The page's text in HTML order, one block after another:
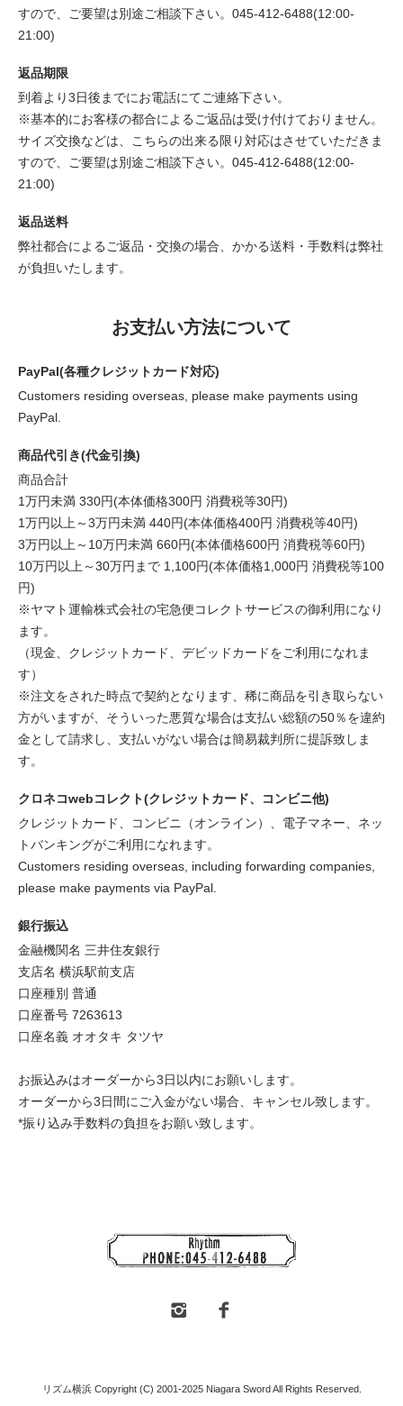
すので、ご要望は別途ご相談下さい。045-412-6488(12:00-
21:00)
返品期限
到着より3日後までにお電話にてご連絡下さい。
※基本的にお客様の都合によるご返品は受け付けておりません。
サイズ交換などは、こちらの出来る限り対応はさせていただきま
すので、ご要望は別途ご相談下さい。045-412-6488(12:00-
21:00)
返品送料
弊社都合によるご返品・交換の場合、かかる送料・手数料は弊社
が負担いたします。
お支払い方法について
PayPal(各種クレジットカード対応)
Customers residing overseas, please make payments using
PayPal.
商品代引き(代金引換)
商品合計
1万円未満 330円(本体価格300円 消費税等30円)
1万円以上～3万円未満 440円(本体価格400円 消費税等40円)
3万円以上～10万円未満 660円(本体価格600円 消費税等60円)
10万円以上～30万円まで 1,100円(本体価格1,000円 消費税等100
円)
※ヤマト運輸株式会社の宅急便コレクトサービスの御利用になり
ます。
（現金、クレジットカード、デビッドカードをご利用になれま
す）
※注文をされた時点で契約となります、稀に商品を引き取らない
方がいますが、そういった悪質な場合は支払い総額の50％を違約
金として請求し、支払いがない場合は簡易裁判所に提訴致しま
す。
クロネコwebコレクト(クレジットカード、コンビニ他)
クレジットカード、コンビニ（オンライン）、電子マネー、ネッ
トバンキングがご利用になれます。
Customers residing overseas, including forwarding companies,
please make payments via PayPal.
銀行振込
金融機関名 三井住友銀行
支店名 横浜駅前支店
口座種別 普通
口座番号 7263613
口座名義 オオタキ タツヤ
お振込みはオーダーから3日以内にお願いします。
オーダーから3日間にご入金がない場合、キャンセル致します。
*振り込み手数料の負担をお願い致します。
リズム横浜 Copyright (C) 2001-2025 Niagara Sword All Rights Reserved.